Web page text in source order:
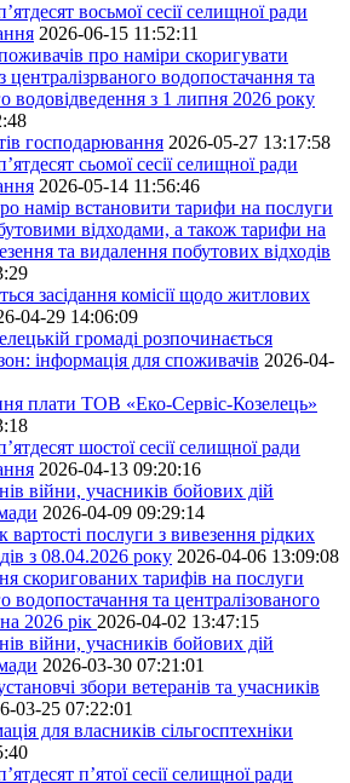
восьмої сесії селищної ради
2026-06-15 11:52:11
про наміри скоригувати
централізрваного водопостачання та
водовідведення з 1 липня 2026 року
господарювання 2026-05-27 13:17:58
сьомої сесії селищної ради
2026-05-14 11:56:46
намір встановити тарифи на послуги
відходами, а також тарифи на
та видалення побутових відходів
засідання комісії щодо житлових
04-29 14:06:09
громаді розпочинається
інформація для споживачів 2026-04-
плати ТОВ «Еко-Сервіс-Козелець»
шостої сесії селищної ради
2026-04-13 09:20:16
війни, учасників бойових дій
2026-04-09 09:29:14
послуги з вивезення рідких
з 08.04.2026 року 2026-04-06 13:09:08
скоригованих тарифів на послуги
водопостачання та централізованого
2026 рік 2026-04-02 13:47:15
війни, учасників бойових дій
2026-03-30 07:21:01
збори ветеранів та учасників
03-25 07:22:01
для власників сільгосптехніки
п’ятої сесії селищної ради